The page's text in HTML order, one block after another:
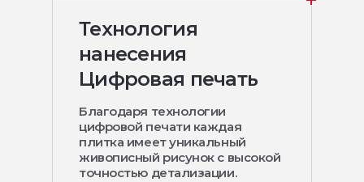
Технология
нанесения
Цифровая печать
Благодаря технологии
цифровой печати каждая
плитка имеет уникальный
живописный рисунок с высокой
точностью детализации.